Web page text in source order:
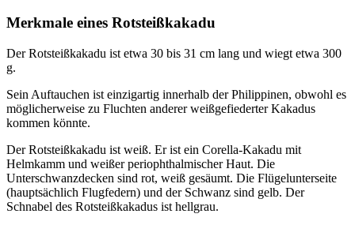
Merkmale eines Rotsteißkakadu
Der Rotsteißkakadu ist etwa 30 bis 31 cm lang und wiegt etwa 300
g.
Sein Auftauchen ist einzigartig innerhalb der Philippinen, obwohl es
möglicherweise zu Fluchten anderer weißgefiederter Kakadus
kommen könnte.
Der Rotsteißkakadu ist weiß. Er ist ein Corella-Kakadu mit
Helmkamm und weißer periophthalmischer Haut. Die
Unterschwanzdecken sind rot, weiß gesäumt. Die Flügelunterseite
(hauptsächlich Flugfedern) und der Schwanz sind gelb. Der
Schnabel des Rotsteißkakadus ist hellgrau.